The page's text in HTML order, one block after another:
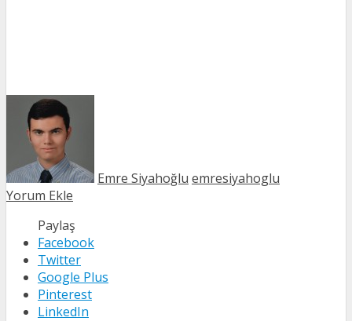
Emre Siyahoğlu emresiyahoglu
Yorum Ekle
Paylaş
Facebook
Twitter
Google Plus
Pinterest
LinkedIn